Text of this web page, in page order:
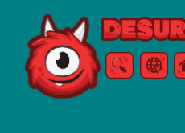
Free Online
Търсене